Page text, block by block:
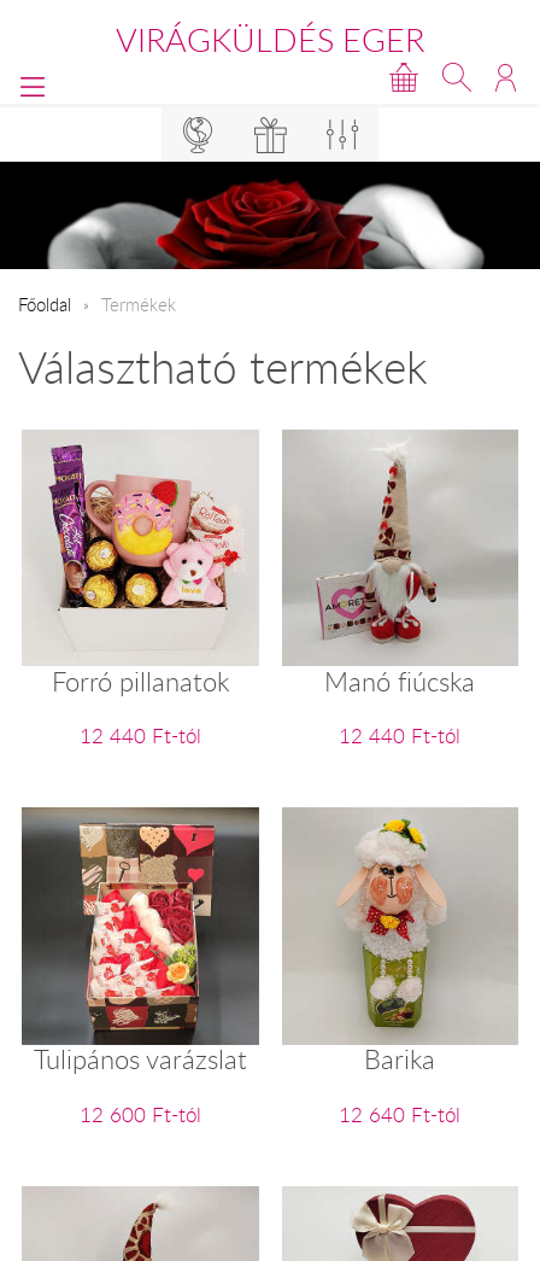
VIRÁGKÜLDÉS EGER
Főoldal Termékek
Választható termékek
Forró pillanatok
12 440 Ft-tól
Manó fiúcska
12 440 Ft-tól
Tulipános varázslat
12 600 Ft-tól
Barika
12 640 Ft-tól